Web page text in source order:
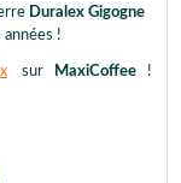
Duralex Gigogne
!
sur MaxiCoffee !